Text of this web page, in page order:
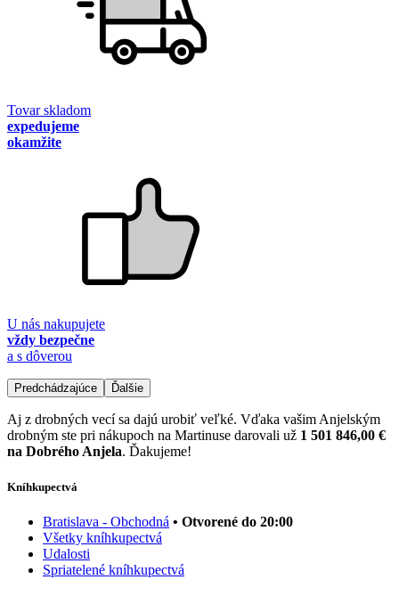
Tovar skladom
expedujeme
okamžite
U nás nakupujete
vždy bezpečne
a s dôverou
Predchádzajúce Ďalšie
Aj z drobných vecí sa dajú urobiť veľké. Vďaka vašim Anjelským
drobným ste pri nákupoch na Martinuse darovali už 1 501 846,00 €
na Dobrého Anjela. Ďakujeme!
Kníhkupectvá
Bratislava - Obchodná • Otvorené do 20:00
Všetky kníhkupectvá
Udalosti
Spriatelené kníhkupectvá